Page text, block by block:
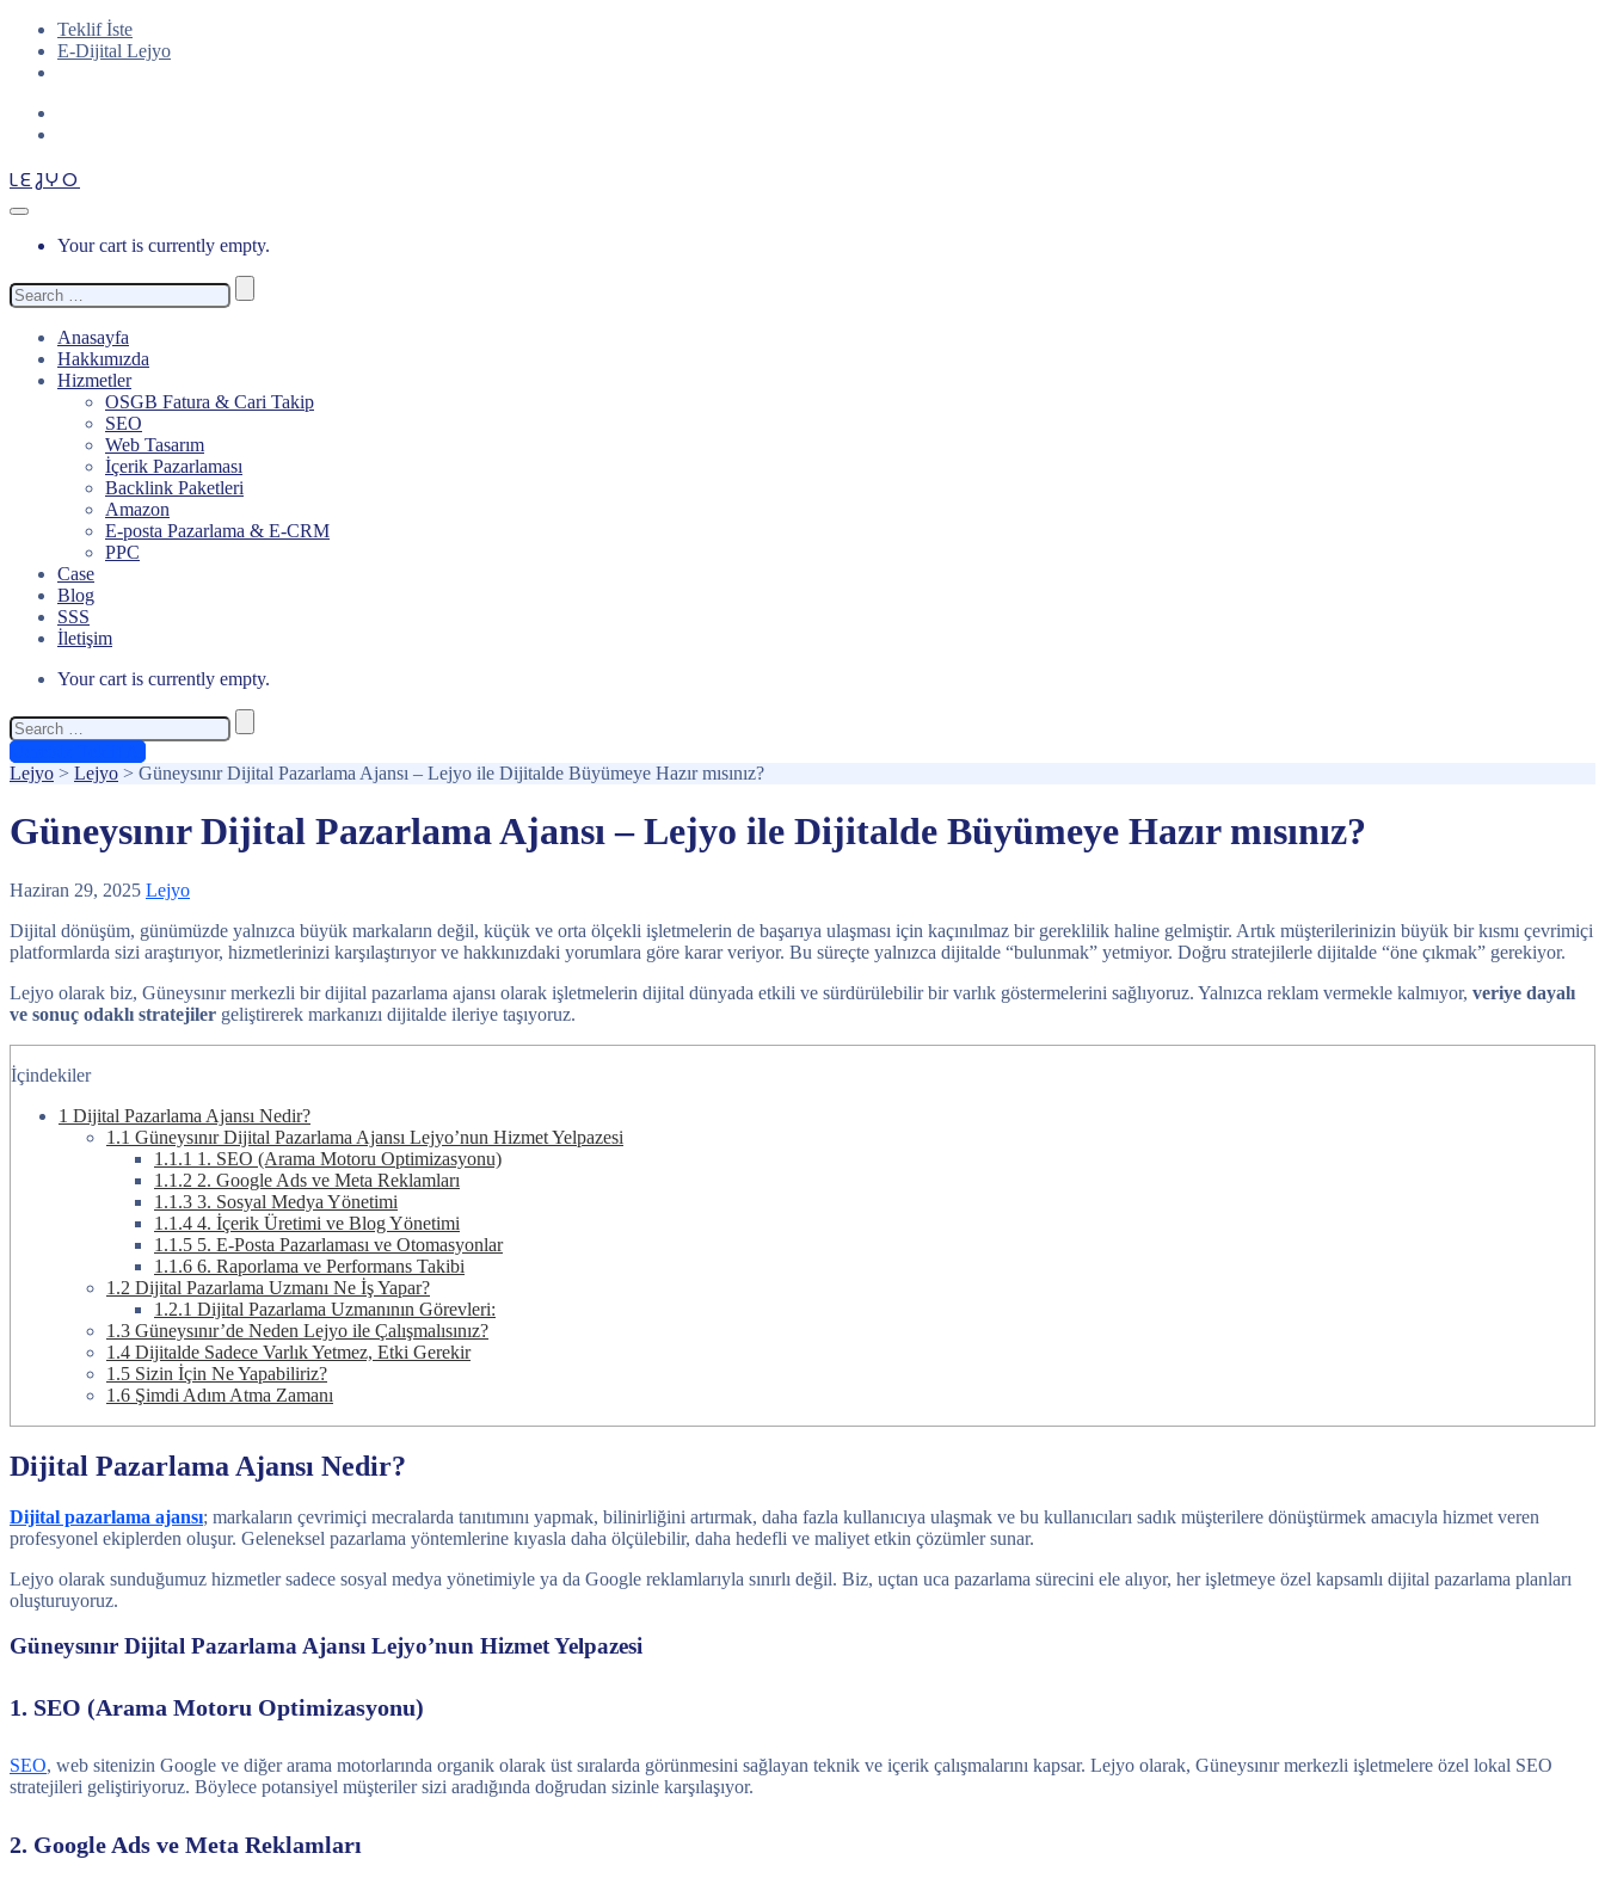
Teklif İste
E-Dijital Lejyo
LEJYO
Your cart is currently empty.
Search
for:
Anasayfa
Hakkımızda
Hizmetler
OSGB Fatura & Cari Takip
SEO
Web Tasarım
İçerik Pazarlaması
Backlink Paketleri
Amazon
E-posta Pazarlama & E-CRM
PPC
Case
Blog
SSS
İletişim
Your cart is currently empty.
Search
for:
Lejyo > Lejyo > Güneysınır Dijital Pazarlama Ajansı – Lejyo ile Dijitalde Büyümeye Hazır mısınız?
Güneysınır Dijital Pazarlama Ajansı – Lejyo ile Dijitalde Büyümeye Hazır mısınız?
Haziran 29, 2025 Lejyo
Dijital dönüşüm, günümüzde yalnızca büyük markaların değil, küçük ve orta ölçekli işletmelerin de başarıya ulaşması için kaçınılmaz bir gereklilik haline gelmiştir. Artık müşterilerinizin büyük bir kısmı çevrimiçi
platformlarda sizi araştırıyor, hizmetlerinizi karşılaştırıyor ve hakkınızdaki yorumlara göre karar veriyor. Bu süreçte yalnızca dijitalde “bulunmak” yetmiyor. Doğru stratejilerle dijitalde “öne çıkmak” gerekiyor.
Lejyo olarak biz, Güneysınır merkezli bir dijital pazarlama ajansı olarak işletmelerin dijital dünyada etkili ve sürdürülebilir bir varlık göstermelerini sağlıyoruz. Yalnızca reklam vermekle kalmıyor, veriye dayalı
ve sonuç odaklı stratejiler geliştirerek markanızı dijitalde ileriye taşıyoruz.
İçindekiler
1 Dijital Pazarlama Ajansı Nedir?
1.1 Güneysınır Dijital Pazarlama Ajansı Lejyo’nun Hizmet Yelpazesi
1.1.1 1. SEO (Arama Motoru Optimizasyonu)
1.1.2 2. Google Ads ve Meta Reklamları
1.1.3 3. Sosyal Medya Yönetimi
1.1.4 4. İçerik Üretimi ve Blog Yönetimi
1.1.5 5. E-Posta Pazarlaması ve Otomasyonlar
1.1.6 6. Raporlama ve Performans Takibi
1.2 Dijital Pazarlama Uzmanı Ne İş Yapar?
1.2.1 Dijital Pazarlama Uzmanının Görevleri:
1.3 Güneysınır’de Neden Lejyo ile Çalışmalısınız?
1.4 Dijitalde Sadece Varlık Yetmez, Etki Gerekir
1.5 Sizin İçin Ne Yapabiliriz?
1.6 Şimdi Adım Atma Zamanı
Dijital Pazarlama Ajansı Nedir?
Dijital pazarlama ajansı; markaların çevrimiçi mecralarda tanıtımını yapmak, bilinirliğini artırmak, daha fazla kullanıcıya ulaşmak ve bu kullanıcıları sadık müşterilere dönüştürmek amacıyla hizmet veren
profesyonel ekiplerden oluşur. Geleneksel pazarlama yöntemlerine kıyasla daha ölçülebilir, daha hedefli ve maliyet etkin çözümler sunar.
Lejyo olarak sunduğumuz hizmetler sadece sosyal medya yönetimiyle ya da Google reklamlarıyla sınırlı değil. Biz, uçtan uca pazarlama sürecini ele alıyor, her işletmeye özel kapsamlı dijital pazarlama planları
oluşturuyoruz.
Güneysınır Dijital Pazarlama Ajansı Lejyo’nun Hizmet Yelpazesi
1. SEO (Arama Motoru Optimizasyonu)
SEO, web sitenizin Google ve diğer arama motorlarında organik olarak üst sıralarda görünmesini sağlayan teknik ve içerik çalışmalarını kapsar. Lejyo olarak, Güneysınır merkezli işletmelere özel lokal SEO
stratejileri geliştiriyoruz. Böylece potansiyel müşteriler sizi aradığında doğrudan sizinle karşılaşıyor.
2. Google Ads ve Meta Reklamları